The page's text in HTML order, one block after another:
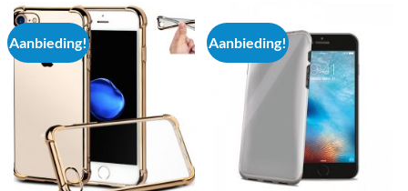
Aanbieding! Aanbieding!